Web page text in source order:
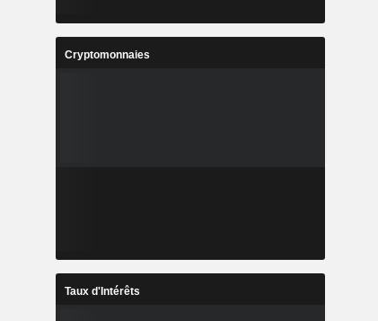
Cryptomonnaies
Taux d'Intérêts